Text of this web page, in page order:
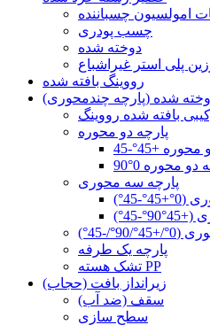
امولسیون چسباننده
چسب پودری
دوخته شده
پلی استر غیراشباع
رووینگ بافته شده
دوخته شده (پارچه چندمحوری)
بافته شده رووینگ
پارچه دو محوره
پارچه سه محوری
45°)
45°)
90°/-45°)
پارچه یک طرفه
تشک هسته PP
زیرانداز بافت (حجاب)
سقف (ضد آب)
سطح سازی